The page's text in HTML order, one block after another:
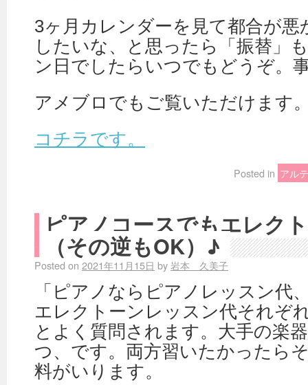
3ヶ月カレンダーを見て都合が
したいな、と思ったら「振替」
ン日でしたらいつでもどうぞ。
アメブロでもご覧いただけます
コチラです。
Posted in アル
ピアノコースでもエレク
（その逆もOK）♪
Posted on 2021年11月15日 by岩本 久美子
「ピアノならピアノレッスン代
エレクトーンレッスン代それぞ
とよく質問されます。大手の楽
つ、です。両方習いたかったら
料がいります。